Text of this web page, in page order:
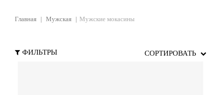
Главная Мужская Мужские мокасины
ФИЛЬТРЫ СОРТИРОВАТЬ